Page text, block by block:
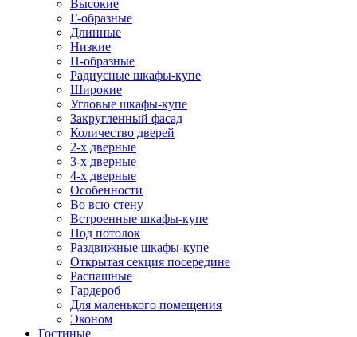
Высокие
Г-образные
Длинные
Низкие
П-образные
Радиусные шкафы-купе
Широкие
Угловые шкафы-купе
Закругленный фасад
Количество дверей
2-х дверные
3-х дверные
4-х дверные
Особенности
Во всю стену
Встроенные шкафы-купе
Под потолок
Раздвижные шкафы-купе
Открытая секция посередине
Распашные
Гардероб
Для маленького помещения
Эконом
Гостиные